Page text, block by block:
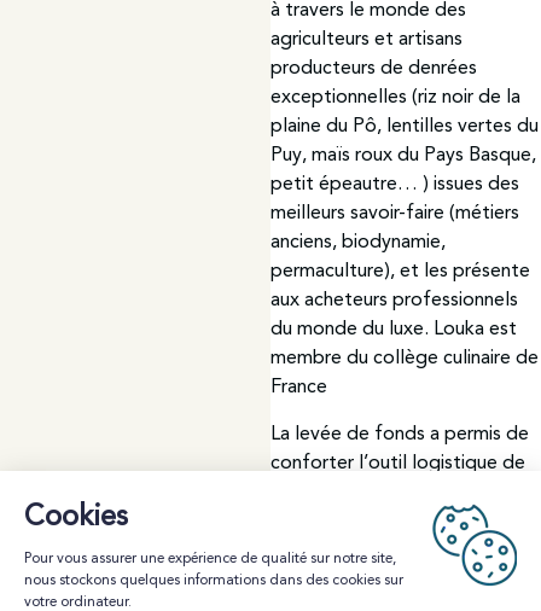
à travers le monde des
agriculteurs et artisans
producteurs de denrées
exceptionnelles (riz noir de la
plaine du Pô, lentilles vertes du
Puy, maïs roux du Pays Basque,
petit épeautre… ) issues des
meilleurs savoir-faire (métiers
anciens, biodynamie,
permaculture), et les présente
aux acheteurs professionnels
du monde du luxe. Louka est
membre du collège culinaire de
France
La levée de fonds a permis de
conforter l’outil logistique de
Plus proches pour aller plus loin